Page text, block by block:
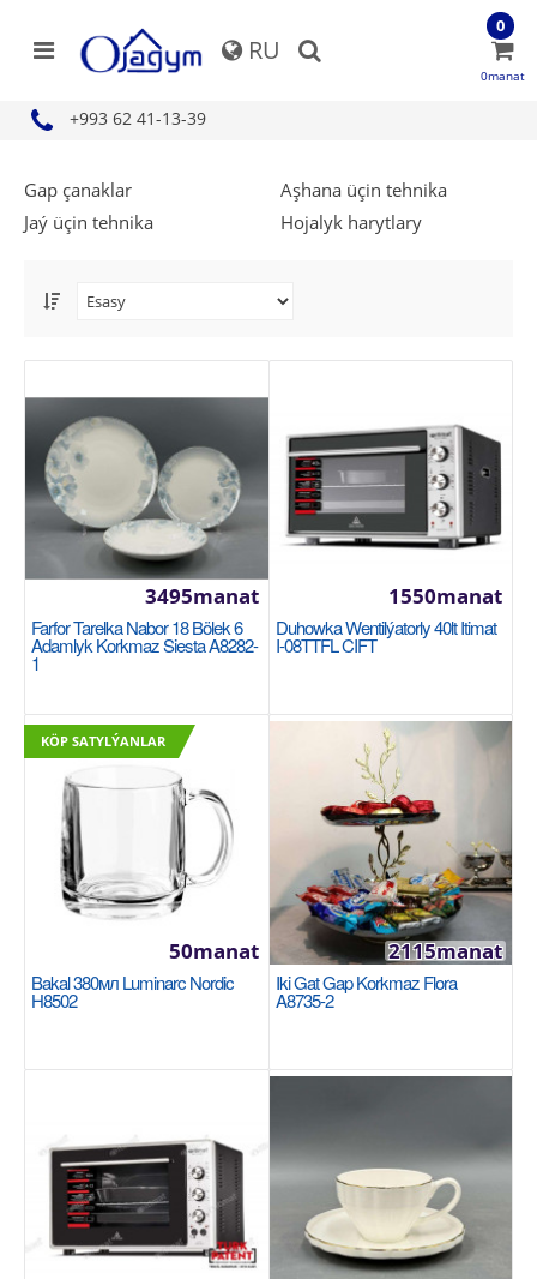
RU
+993 62 41-13-39
0
0manat
Gap çanaklar
Aşhana üçin tehnika
Jaý üçin tehnika
Hojalyk harytlary
Farfor Tarelka nabor 18 bölek 6 adamlyk
Serwis tabagy 6 sany. Nahar tabagy 6 sany. Desert
tabagy 6 sany...
3495manat
Availability
141
Sebede Goş
Garşylaşdyrmaga goş
Halananlara goş
Farfor Tarelka Nabor 18 Bölek 6
Adamlyk Korkmaz Siesta A8282-
1
3495manat
Duhowka Wentilýatorly 40lt Itimat
I-08TTFL CIFT
1550manat
KÖP SATYLÝANLAR
Bakal 380мл Luminarc Nordic
H8502
50manat
Iki Gat Gap Korkmaz Flora
A8735-2
2115manat